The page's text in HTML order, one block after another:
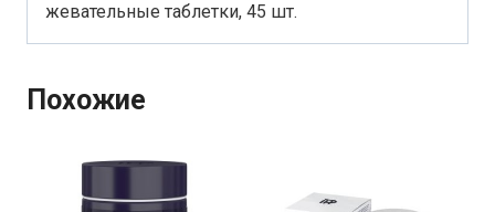
жевательные таблетки, 45 шт.
Похожие